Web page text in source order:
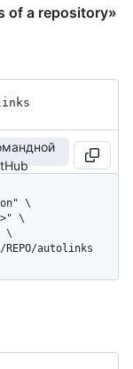
of a repository»
REPO/autolinks